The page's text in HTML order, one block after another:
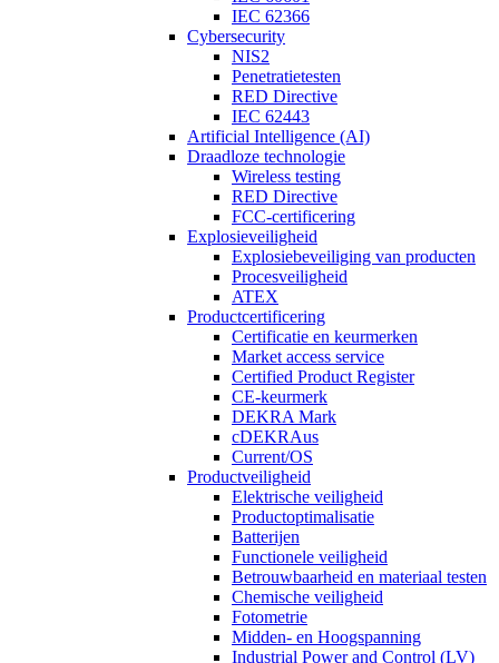
IEC 62366
Cybersecurity
NIS2
Penetratietesten
RED Directive
IEC 62443
Artificial Intelligence (AI)
Draadloze technologie
Wireless testing
RED Directive
FCC-certificering
Explosieveiligheid
Explosiebeveiliging van producten
Procesveiligheid
ATEX
Productcertificering
Certificatie en keurmerken
Market access service
Certified Product Register
CE-keurmerk
DEKRA Mark
cDEKRAus
Current/OS
Productveiligheid
Elektrische veiligheid
Productoptimalisatie
Batterijen
Functionele veiligheid
Betrouwbaarheid en materiaal testen
Chemische veiligheid
Fotometrie
Midden- en Hoogspanning
Industrial Power and Control (LV)